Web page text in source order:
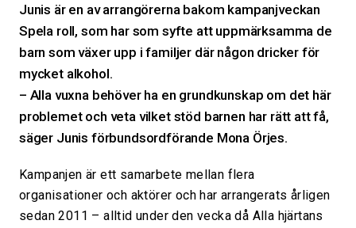
Junis är en av arrangörerna bakom kampanjveckan
Spela roll, som har som syfte att uppmärksamma de
barn som växer upp i familjer där någon dricker för
mycket alkohol.
– Alla vuxna behöver ha en grundkunskap om det här
problemet och veta vilket stöd barnen har rätt att få,
säger Junis förbundsordförande Mona Örjes.
Kampanjen är ett samarbete mellan flera
organisationer och aktörer och har arrangerats årligen
sedan 2011 – alltid under den vecka då Alla hjärtans